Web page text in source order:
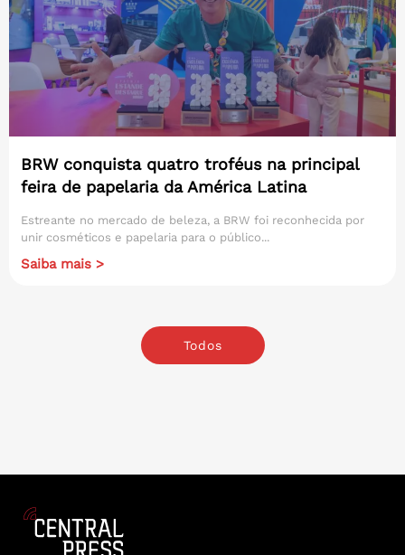
BRW conquista quatro troféus na principal
feira de papelaria da América Latina
Estreante no mercado de beleza, a BRW foi reconhecida por
unir cosméticos e papelaria para o público...
Saiba mais >
Todos